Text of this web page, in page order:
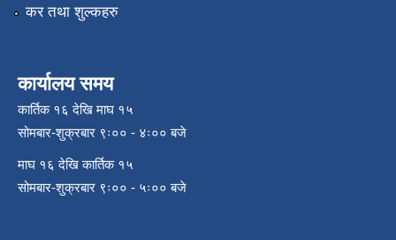
कर तथा शुल्कहरु
कार्यालय समय
कार्तिक १६ देखि माघ १५
सोमबार-शुक्रबार ९ः०० - ४ः०० बजे
माघ १६ देखि कार्तिक १५
सोमबार-शुक्रबार ९ः०० - ५ः०० बजे